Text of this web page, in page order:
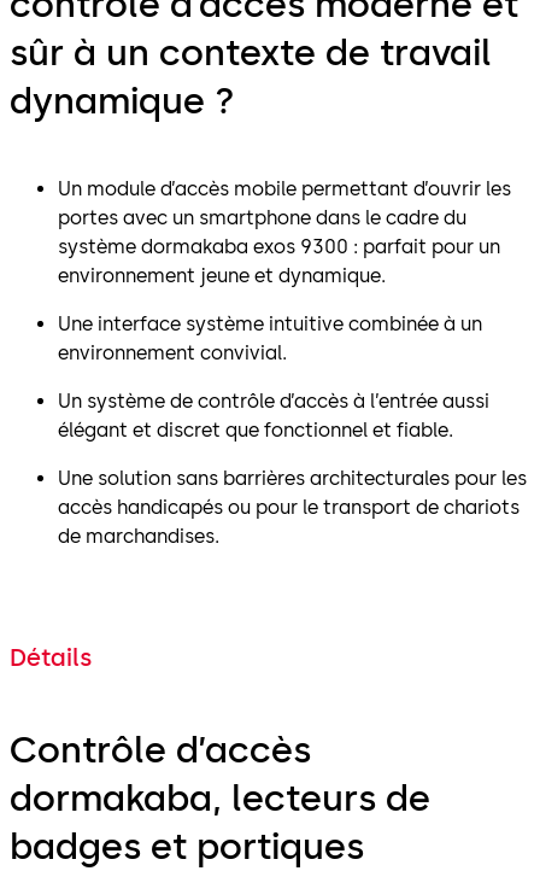
sûr à un contexte de travail
dynamique ?
Un module d’accès mobile permettant d’ouvrir les
portes avec un smartphone dans le cadre du
système dormakaba exos 9300 : parfait pour un
environnement jeune et dynamique.
Une interface système intuitive combinée à un
environnement convivial.
Un système de contrôle d’accès à l’entrée aussi
élégant et discret que fonctionnel et fiable.
Une solution sans barrières architecturales pour les
accès handicapés ou pour le transport de chariots
de marchandises.
Détails
Contrôle d’accès
dormakaba, lecteurs de
badges et portiques